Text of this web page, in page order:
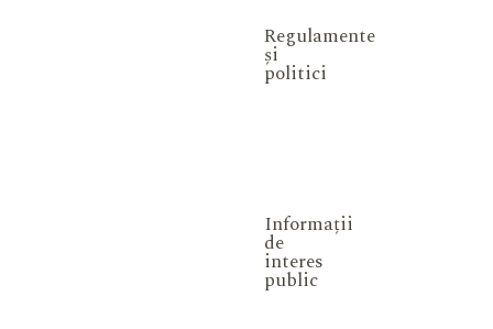
Regulamente
și
politici
Informații
de
interes
public